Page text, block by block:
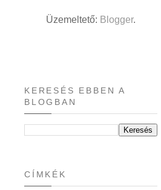
Üzemeltető: Blogger.
KERESÉS EBBEN A
BLOGBAN
CÍMKÉK